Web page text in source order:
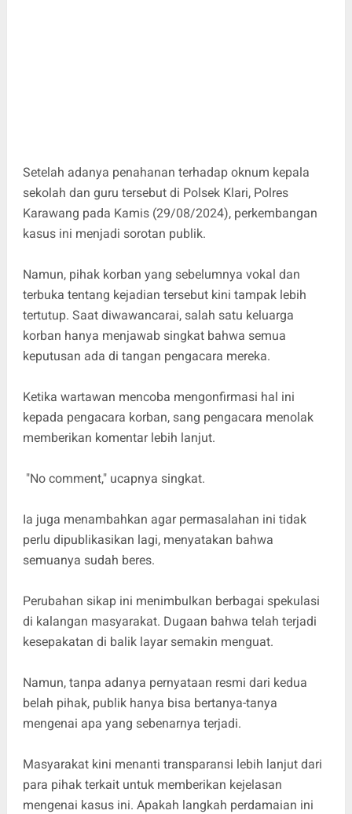
Setelah adanya penahanan terhadap oknum kepala
sekolah dan guru tersebut di Polsek Klari, Polres
Karawang pada Kamis (29/08/2024), perkembangan
kasus ini menjadi sorotan publik.
Namun, pihak korban yang sebelumnya vokal dan
terbuka tentang kejadian tersebut kini tampak lebih
tertutup. Saat diwawancarai, salah satu keluarga
korban hanya menjawab singkat bahwa semua
keputusan ada di tangan pengacara mereka.
Ketika wartawan mencoba mengonfirmasi hal ini
kepada pengacara korban, sang pengacara menolak
memberikan komentar lebih lanjut.
"No comment," ucapnya singkat.
Ia juga menambahkan agar permasalahan ini tidak
perlu dipublikasikan lagi, menyatakan bahwa
semuanya sudah beres.
Perubahan sikap ini menimbulkan berbagai spekulasi
di kalangan masyarakat. Dugaan bahwa telah terjadi
kesepakatan di balik layar semakin menguat.
Namun, tanpa adanya pernyataan resmi dari kedua
belah pihak, publik hanya bisa bertanya-tanya
mengenai apa yang sebenarnya terjadi.
Masyarakat kini menanti transparansi lebih lanjut dari
para pihak terkait untuk memberikan kejelasan
mengenai kasus ini. Apakah langkah perdamaian ini